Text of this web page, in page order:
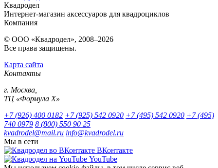
Квадродел
Интернет-магазин аксессуаров для квадроциклов
Компания
© ООО «Квадродел», 2008–2026
Все права защищены.
Карта сайта
Контакты
г. Москва,
ТЦ «Формула Х»
+7 (926) 400 0182 +7 (925) 542 0920 +7 (495) 542 0920 +7 (495)
740 0979 8 (800) 550 90 25
kvadrodel@mail.ru info@kvadrodel.ru
Мы в сети
ВКонтакте
YouTube